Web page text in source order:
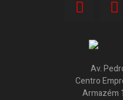
Av.
Centro
Armazém